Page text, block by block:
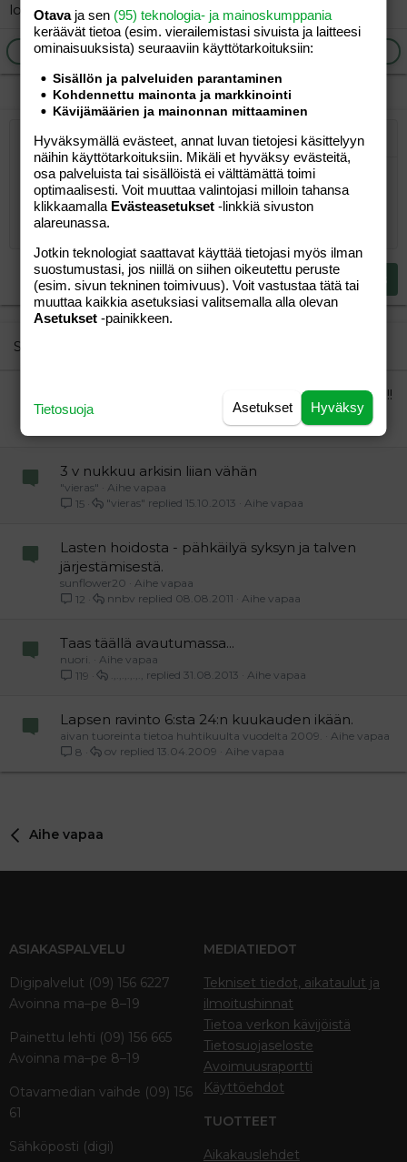
lopulliseen astiaansa.
Ilmoita asiaton viesti
Lihavoitu
Kursivoitu
Laajennettuun editoriin…
Lista
Järjestetty lista
Järjestämätön lista
Suurenna sisennystä
Laajennettuun editoriin…
Lisää hyperlinkki
Lisää kuva
HymiötLaajennettuun
Kumoa
Fontin koko
9
10
12
15
18
22
TekstiväriKirjasintyyli
Arial
Book Antiqua
Georgia
Tahoma
Times New Roman
YliviivaaAlleviivattu
Rivinsisäinen koodi
Rivinsisäinen spoiler
Tasaus Tasaa vasemmalle
Keskitä
Justify text
Paragraph format
Normal
Heading 1
Heading 2
Heading 3
LainausLisää video/media
Lisää taulukko
Insert horizontal line
SpoilerKoodi
Tee uudelleen
BBCode-näkymä
Poista muotoilu
LuonnoksetTallenna luonnos
Poista luonnos
Kirjoita vastaus...
Lähetä vastaus
Similar threads
Voi hitto!! Lapset oppineet isältään NIRSOILUN!!!!
vierailijauhju
Aihe vapaa
14.02.2016
3 v nukkuu arkisin liian vähän
"vieras"
Aihe vapaa
15
Aihe vapaa
15.10.2013
"vieras"
Lasten hoidosta - pähkäilyä syksyn ja talven
järjestämisestä.
sunflower20
Aihe vapaa
12
Aihe vapaa
08.08.2011
nnbv
Taas täällä avautumassa...
nuori.
Aihe vapaa
119
Aihe vapaa
31.08.2013
.,.,.,.,.,.,
Lapsen ravinto 6:sta 24:n kuukauden ikään.
aivan tuoreinta tietoa huhtikuulta vuodelta 2009.
Aihe vapaa
8
Aihe vapaa
13.04.2009
ov
Aihe vapaa
ASIAKASPALVELU
Digipalvelut (09) 156 6227
Avoinna ma–pe 8–19
Painettu lehti (09) 156 665
Avoinna ma–pe 8–19
Otavamedian vaihde (09) 156
61
Sähköposti (digi)
MEDIATIEDOT
Tekniset tiedot, aikataulut ja
ilmoitushinnat
Tietoa verkon kävijöistä
Tietosuojaseloste
Avoimuusraportti
Käyttöehdot
TUOTTEET
Aikakauslehdet
Otavaja sen (95) teknologia- ja mainoskumppania
keräävät tietoa (esim. vierailemis­tasi sivuista ja laitteesi
ominaisuuk­sista) seuraaviin käyttötarkoituksiin:
Sisällön ja palveluiden parantaminen
Kohdennettu mainonta ja markkinointi
Kävijämäärien ja mainonnan mittaaminen
Hyväksymällä evästeet, annat luvan tietojesi käsittelyyn
näihin käyttötarkoituksiin. Mikäli et hyväksy evästeitä,
osa palveluista tai sisällöistä ei välttämättä toimi
optimaalisesti. Voit muuttaa valintojasi milloin tahansa
klikkaamalla Evästeasetukset -linkkiä sivuston
alareunassa.
Jotkin teknologiat saattavat käyttää tietojasi myös ilman
suostumustasi, jos niillä on siihen oikeutettu peruste
(esim. sivun tekninen toimivuus). Voit vastustaa tätä tai
muuttaa kaikkia asetuksiasi valitsemalla alla olevan
Asetukset -painikkeen.
Hyväksy
Asetukset
Tietosuoja